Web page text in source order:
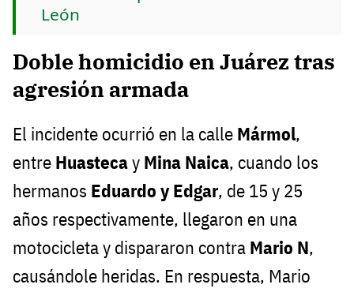
León
Doble homicidio en Juárez tras
agresión armada
El incidente ocurrió en la calle Mármol,
entre Huastecay Mina Naica, cuando los
hermanos Eduardo y Edgar, de 15 y 25
años respectivamente, llegaron en una
motocicleta y dispararon contra Mario N,
causándole heridas. En respuesta, Mario